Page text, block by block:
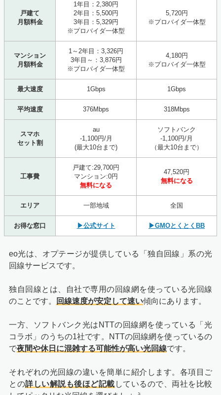
戸建て
月額料金
1年目：2,380円
2年目：5,500円
3年目：5,329円
※プロバイダ一体型
5,720円
※プロバイダ一体型
マンション
月額料金
1～2年目：3,326円
3年目～：3,876円
※プロバイダ一体型
4,180円
※プロバイダ一体型
最大速度 1Gbps 1Gbps
平均速度 376Mbps 318Mbps
スマホ
セット割
au
-1,100円/月
(最大10台まで)
ソフトバンク
-1,100円/月
（最大10台まで）
工事費
戸建て:29,700円
マンション:0円
無料になる
47,520円
無料になる
エリア 一部地域 全国
お得な窓口 ▶公式サイト ▶GMOとくとくBB
eo光は、オプテージが提供している「独自回線」系の光
回線サービスです。
独自回線とは、自社で専用の回線網を使っている光回線
のことです。
回線速度が安定して速い傾向にあります。
一方、ソフトバンク光はNTTの回線網を使っている「光
コラボ」のうちの1社です。NTTの回線網を使っているの
で夜間や休日に混雑する可能性が高い光回線です。
それぞれの光回線の違いを簡単に紹介します。各項目ご
との詳しい解説も後ほど記載 しているので、両社を比較